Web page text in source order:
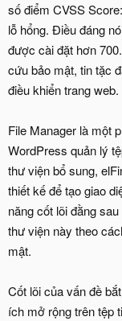
số điểm CVSS
lỗ hổng. Điều đáng
được cài đặt hơn
cứu bảo mật, tin tặc
điều khiển trang web.
File Manager là một
WordPress quản lý
thư viện bổ sung,
thiết kế để tạo giao
năng cốt lõi đằng
thư viện này theo
mật.
Cốt lõi của vấn đề
ích mở rộng trên tệp